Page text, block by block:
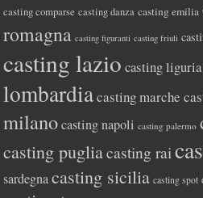
casting comparse casting danza casting emilia
romagna casting figuranti casting friuli
casting lazio casting liguria
lombardiacasting marche
milano casting napoli casting palermo
casting pugliacasting rai
sardegna casting sicilia casting spot